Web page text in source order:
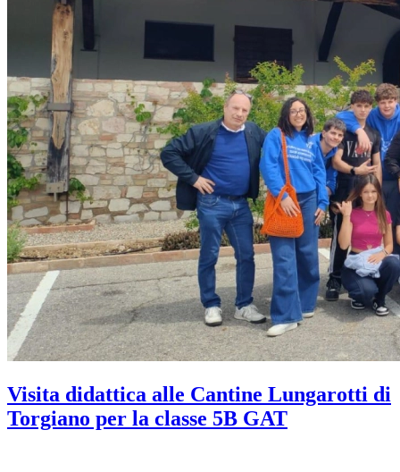
Visita didattica alle Cantine Lungarotti di
Torgiano per la classe 5B GAT